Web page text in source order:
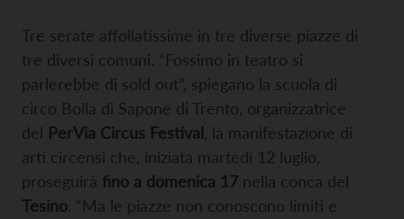
Tre serate affollatissime in tre diverse piazze di
tre diversi comuni. “Fossimo in teatro si
parlerebbe di sold out”, spiegano la scuola di
circo Bolla di Sapone di Trento, organizzatrice
del PerVia Circus Festival , la manifestazione di
arti circensi che, iniziata martedì 12 luglio,
proseguirà fino a domenica 17 nella conca del
Tesino. “Ma le piazze non conoscono limiti e